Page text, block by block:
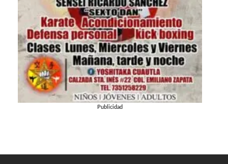
Publicidad